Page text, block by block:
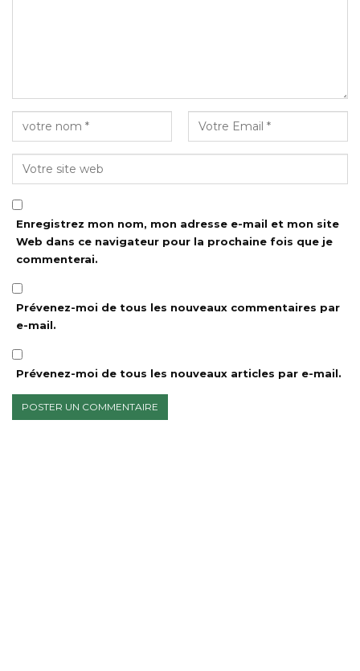
Enregistrez mon nom, mon adresse e-mail et mon site
Web dans ce navigateur pour la prochaine fois que je
commenterai.
Prévenez-moi de tous les nouveaux commentaires par
e-mail.
Prévenez-moi de tous les nouveaux articles par e-mail.